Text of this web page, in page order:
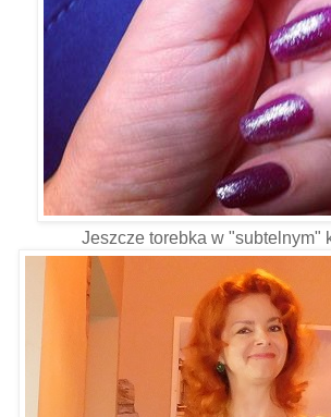
Jeszcze torebka w "subtelnym"